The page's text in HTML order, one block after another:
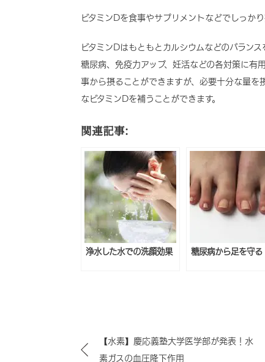
ビタミンDを食事やサプリメントなどでしっか
ビタミンDはもともとカルシウムなどのバラン
糖尿病、免疫力アップ、妊活などの各対策に有
事から摂ることができますが、必要十分な量を
なビタミンDを補うことができます。
関連記事:
浄水した水での洗顔効果 糖尿病から足を守る
【水素】慶応義塾大学医学部が発表！水
素ガスの血圧降下作用